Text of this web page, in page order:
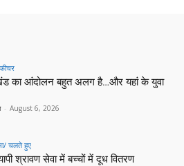
का आंदोलन बहुत अलग है…और यहां के युवा
- August 6, 2026
चलते हुए
श्रावण सेवा में बच्चों में दूध वितरण